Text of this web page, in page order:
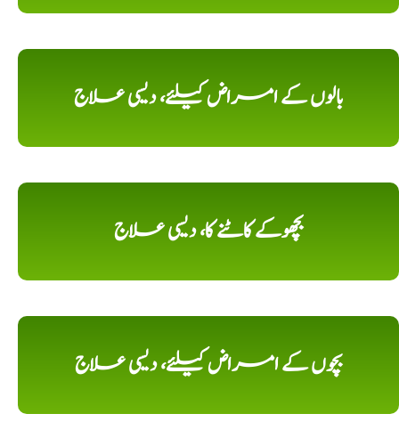
بالوں کے امراض کیلئے، دیسی علاج
بچھوکے کاٹنے کا، دیسی علاج
بچوں کے امراض کیلئے، دیسی علاج